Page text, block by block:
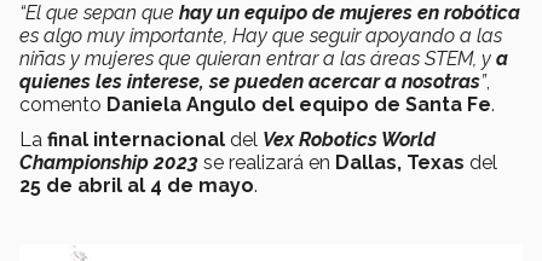
“El que sepan que hay un equipo de mujeres en robótica
es algo muy importante, Hay que seguir apoyando a las
niñas y mujeres que quieran entrar a las áreas STEM, y a
quienes les interese, se pueden acercar a nosotras”,
comento Daniela Angulo del equipo de Santa Fe.
La final internacional del Vex Robotics World
Championship 2023 se realizará en Dallas, Texas del
25 de abril al 4 de mayo.